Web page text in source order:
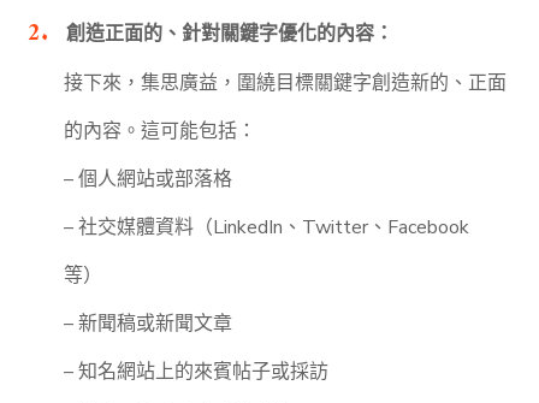
創造正面的、針對關鍵字優化的內容：
接下來，集思廣益，圍繞目標關鍵字創造新的、正面
的內容。這可能包括：
– 個人網站或部落格
– 社交媒體資料（LinkedIn、Twitter、Facebook
等）
– 新聞稿或新聞文章
– 知名網站上的來賓帖子或採訪